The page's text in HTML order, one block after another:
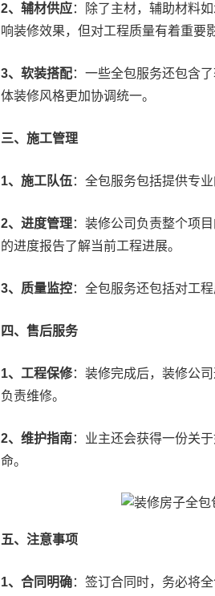
2、辅材供应：除了主材，辅助材料
响装修效果，但对工程质量有着重要
3、软装搭配：一些全包服务还包含
体装修风格更加协调统一。
三、施工管理
1、施工队伍：全包服务包括提供专
2、进度管理：装修公司负责整个项
的进度报告了解当前工程进展。
3、质量监控：全包服务还包括对工
四、售后服务
1、工程保修：装修完成后，装修公
负责维修。
2、维护指南：业主还会获得一份关
命。
五、注意事项
1、合同明确：签订合同时，务必将